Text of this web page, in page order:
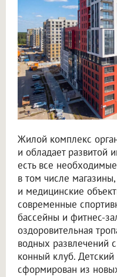
Жилой комплекс
и обладает развитой
есть все
в том числе
и медицинские
современные
бассейны и фитнес-
оздоровительная
водных развлечений
конный клуб.
сформирован из